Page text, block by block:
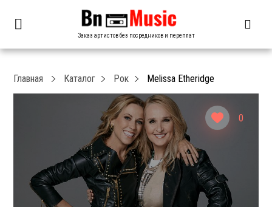
Заказ артистов без посредников и переплат
0
Главная Каталог Рок Melissa Etheridge